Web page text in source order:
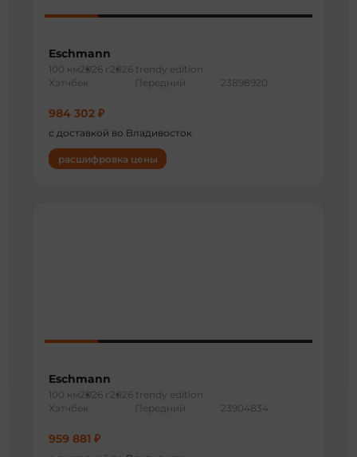
Eschmann
100 км2026 г 2026 trendy edition
Хэтчбек
Передний 23898920
984 302 ₽
с доставкой во Владивосток
расшифровка цены
Eschmann
100 км2026 г 2026 trendy edition
Хэтчбек
Передний 23904834
959 881 ₽